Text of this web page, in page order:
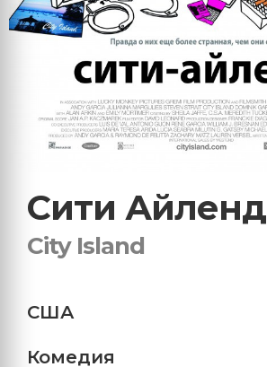
Сити Айленд
City Island
США
Комедия